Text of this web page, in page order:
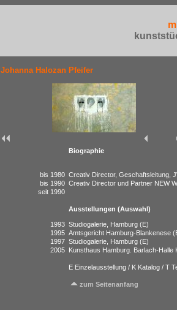
Johanna Halozan Pfeifer
Biographie
bis 1980 Creativ Director, Geschaftsleitung,
bis 1990 Creativ Director und Partner NEW
seit 1990
Ausstellungen (Auswahl)
1993 Studiogalerie, Hamburg (E)
1995 Amtsgericht Hamburg-Blankenese
1997 Studiogalerie, Hamburg (E)
2005 Kunsthaus Hamburg. Barlach-Halle
E Einzelausstellung / K Katalog / T
zum Seitenanfang